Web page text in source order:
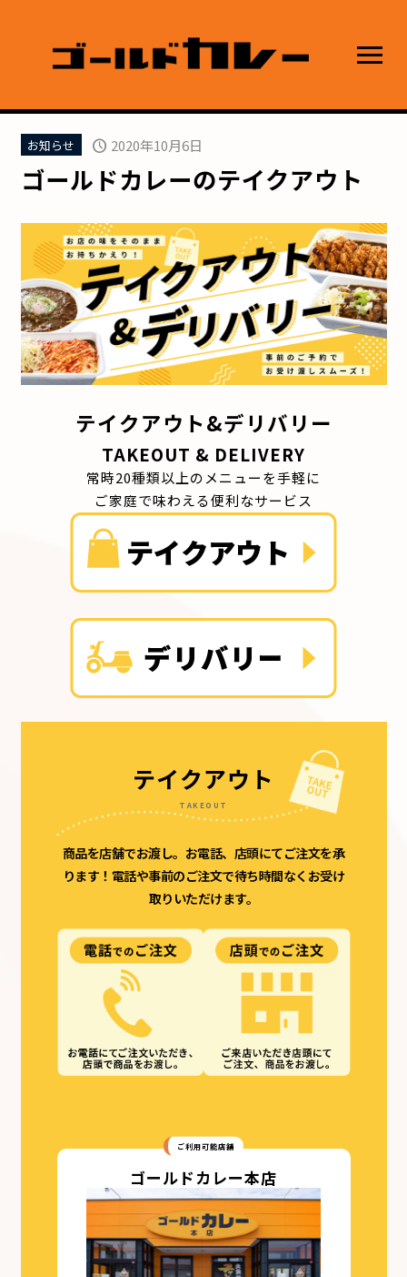
お知らせ schedule 2020年10月6日
ゴールドカレーのテイクアウト
テイクアウト&デリバリー
TAKEOUT & DELIVERY
常時20種類以上のメニューを手軽に
ご家庭で味わえる便利なサービス
テイクアウト
TAKEOUT
商品を店舗でお渡し。お電話、店頭にてご注文を承
ります！ 電話や事前のご注文で待ち時間なくお受け
取りいただけます。
ご利用可能店舗
ゴールドカレー本店